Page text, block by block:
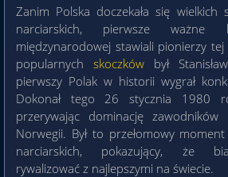
Zanim Polska doczekała się wielkich
narciarskich, pierwsze
międzynarodowej stawiali pionierzy tej
popularnych skoczkówbył
pierwszy Polak w historii wygrał
Dokonał tego 26 stycznia 1980
przerywając dominację
Norwegii. Był to przełomowy
narciarskich, pokazujący, że
rywalizować z najlepszymi na świecie.